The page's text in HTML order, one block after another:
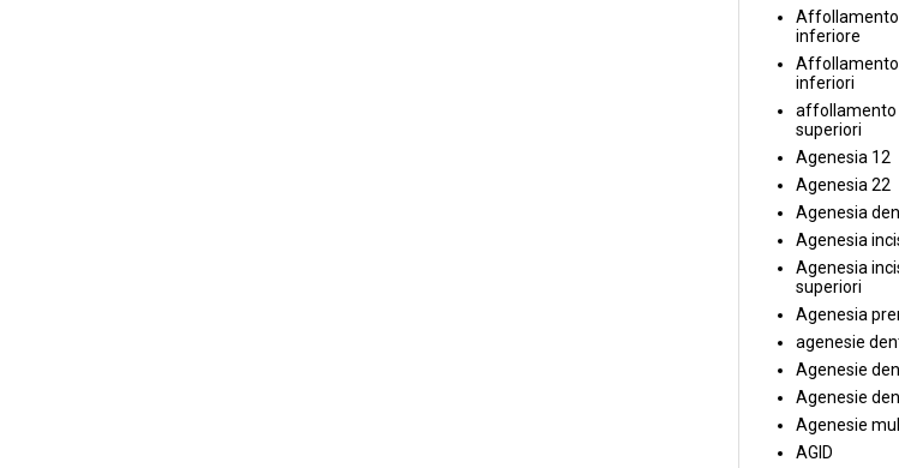
inferiore
Affollamento
inferiori
affollamento
superiori
Agenesia 12
Agenesia 22
Agenesia
Agenesia
Agenesia
superiori
Agenesia
agenesie
Agenesie
Agenesie
Agenesie
AGID